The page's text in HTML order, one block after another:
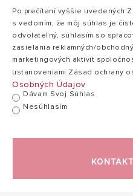
Maximálny prietok vzduchu
Hmotnosť (netto/butto)
Technické údaje a rozmery sú iba orientačné,
Po prečítaní vyššie uvedených
s vedomím, že môj súhlas je
odvolateľný, súhlasím so
zasielania reklamných/
marketingových aktivít
ustanoveniami Zásad ochrany
Osobných Údajov
Dávam Svoj Súhlas
Nesúhlasím